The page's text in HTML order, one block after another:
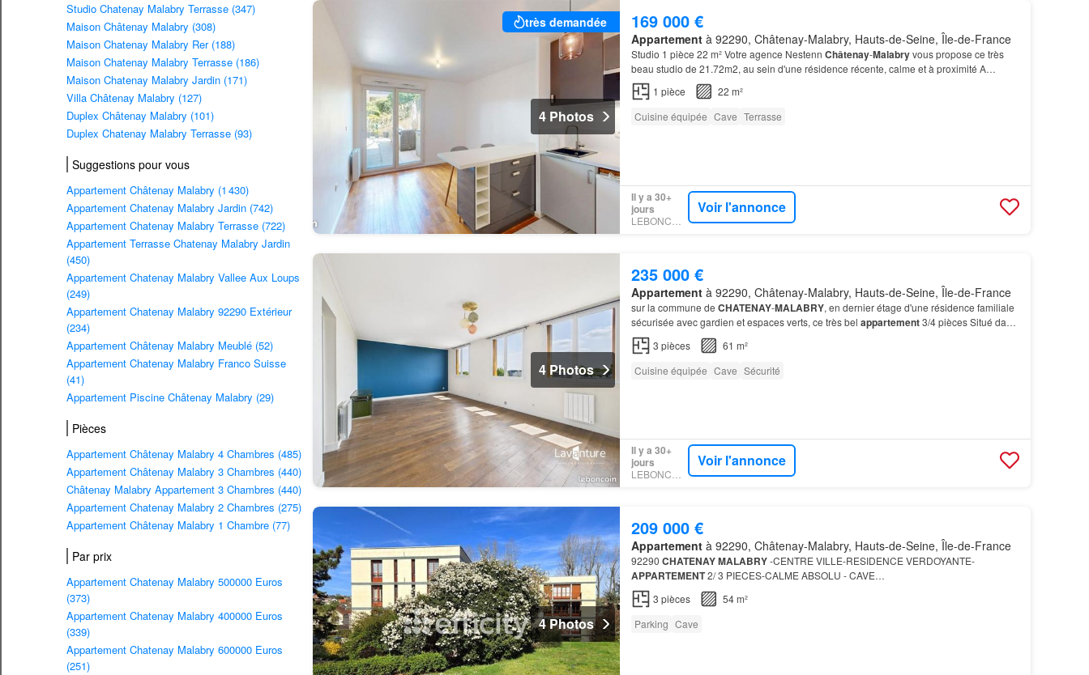
Studio Chatenay Malabry Terrasse (347)
Maison Châtenay Malabry (308)
Maison Chatenay Malabry Rer (188)
Maison Chatenay Malabry Terrasse (186)
Maison Chatenay Malabry Jardin (171)
Villa Châtenay Malabry (127)
Duplex Châtenay Malabry (101)
Duplex Chatenay Malabry Terrasse (93)
Suggestions pour vous
Appartement Châtenay Malabry (1 430)
Appartement Chatenay Malabry Jardin (742)
Appartement Chatenay Malabry Terrasse (722)
Appartement Terrasse Chatenay Malabry Jardin
(450)
Appartement Chatenay Malabry Vallee Aux Loups
(249)
Appartement Chatenay Malabry 92290 Extérieur
(234)
Appartement Châtenay Malabry Meublé (52)
Appartement Chatenay Malabry Franco Suisse
(41)
Appartement Piscine Châtenay Malabry (29)
Pièces
Appartement Châtenay Malabry 4 Chambres (485)
Appartement Châtenay Malabry 3 Chambres (440)
Châtenay Malabry Appartement 3 Chambres (440)
Appartement Chatenay Malabry 2 Chambres (275)
Appartement Châtenay Malabry 1 Chambre (77)
Par prix
Appartement Chatenay Malabry 500000 Euros
(373)
Appartement Chatenay Malabry 400000 Euros
(339)
Appartement Chatenay Malabry 600000 Euros
(251)
très demandée
4 Photos
169 000 €
Appartementà 92290, Châtenay-Malabry, Hauts-de-Seine, Île-de-France
Studio 1 pièce 22 m² Votre agence Nestenn Châtenay-Malabryvous propose ce très
beau studio de 21.72m2, au sein d'une résidence récente, calme et à proximité A
proximité de la Coulée Verte, du
1 pièce
22 m²
Cuisine équipée Cave Terrasse
Il y a 30+
jours
LEBONCOIN
Voir l'annonce
4 Photos
235 000 €
Appartementà 92290, Châtenay-Malabry, Hauts-de-Seine, Île-de-France
sur la commune de CHATENAY-MALABRY, en dernier étage d'une résidence familiale
sécurisée avec gardien et espaces verts, ce très bel appartement3/4 pièces Situé dans
un environnement calme, à proximité immédiate du tramway T1…
3 pièces
61 m²
Cuisine équipée Cave Sécurité
Il y a 30+
jours
LEBONCOIN
Voir l'annonce
4 Photos
209 000 €
Appartementà 92290, Châtenay-Malabry, Hauts-de-Seine, Île-de-France
92290 CHATENAYMALABRY-CENTRE VILLE-RESIDENCE VERDOYANTE-
APPARTEMENT2/ 3 PIECES-CALME ABSOLU - CAVE…
3 pièces
54 m²
Parking Cave